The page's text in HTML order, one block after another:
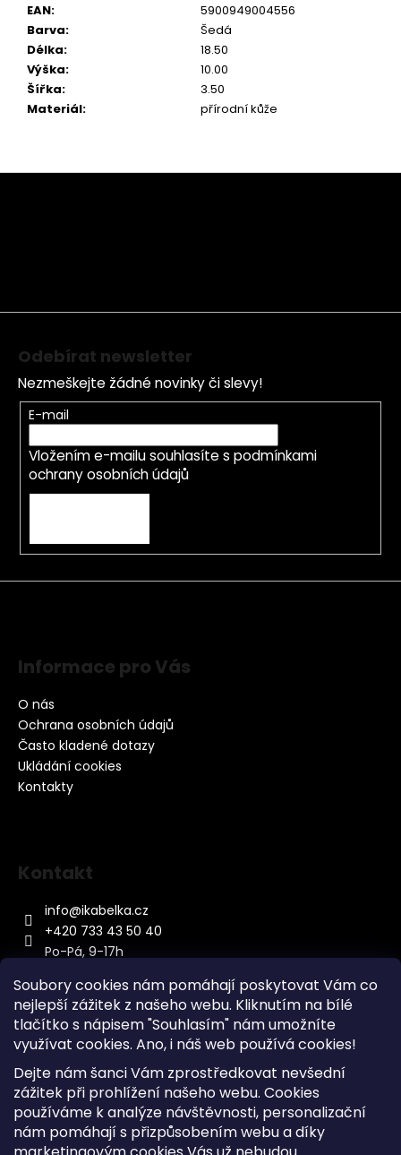
Soubory cookies nám pomáhají poskytovat Vám co
nejlepší zážitek z našeho webu. Kliknutím na bílé
tlačítko s nápisem "Souhlasím" nám umožníte
využívat cookies. Ano, i náš web používá cookies!
Dejte nám šanci Vám zprostředkovat nevšední
zážitek při prohlížení našeho webu. Cookies
používáme k analýze návštěvnosti, personalizační
nám pomáhají s přizpůsobením webu a díky
EAN:
5900949004556
Barva:
Šedá
Délka:
18.50
Výška:
10.00
Šířka:
3.50
Materiál: přírodní kůže
Z
Odebírat newsletter
Nezmeškejte žádné novinky či slevy!
E-mail
Vložením e-mailu souhlasíte s podmínkami
ochrany osobních údajů
Informace pro Vás
O nás
Ochrana osobních údajů
Často kladené dotazy
Ukládání cookies
Kontakty
Kontakt
info@ikabelka.cz
+420 733 43 50 40
Po-Pá, 9-17h
Kontakt
Sitemap
Doprava a Platba
Reklamace Zboží